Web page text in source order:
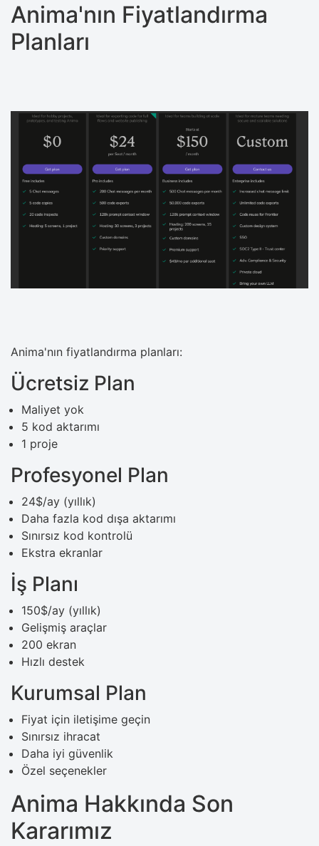
Anima'nın Fiyatlandırma
Planları
Anima'nın fiyatlandırma planları:
Ücretsiz Plan
Maliyet yok
5 kod aktarımı
1 proje
Profesyonel Plan
24$/ay (yıllık)
Daha fazla kod dışa aktarımı
Sınırsız kod kontrolü
Ekstra ekranlar
İş Planı
150$/ay (yıllık)
Gelişmiş araçlar
200 ekran
Hızlı destek
Kurumsal Plan
Fiyat için iletişime geçin
Sınırsız ihracat
Daha iyi güvenlik
Özel seçenekler
Anima Hakkında Son
Kararımız